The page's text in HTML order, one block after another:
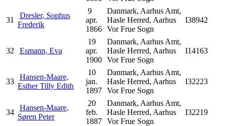
31
Dresler, Sophus
Frederik
9
apr.
1866
Danmark, Aarhus Amt,
Hasle Herred, Aarhus
Vor Frue Sogn
I38942
32 Esmann, Eva
19
apr.
1900
Danmark, Aarhus Amt,
Hasle Herred, Aarhus
Vor Frue Sogn
I14163
33
Hansen-Maare,
Esther Tilly Edith
10
jan.
1897
Danmark, Aarhus Amt,
Hasle Herred, Aarhus
Vor Frue Sogn
I32223
34
Hansen-Maare,
Søren Peter
20
feb.
1887
Danmark, Aarhus Amt,
Hasle Herred, Aarhus
Vor Frue Sogn
I32219